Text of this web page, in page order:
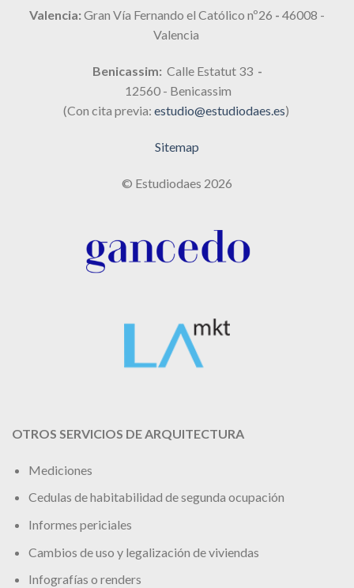
Valencia: Gran Vía Fernando el Católico nº26 - 46008 -
Valencia
Benicassim: Calle Estatut 33 -
12560 - Benicassim
(Con cita previa: estudio@estudiodaes.es)
Sitemap
© Estudiodaes 2026
OTROS SERVICIOS DE ARQUITECTURA
Mediciones
Cedulas de habitabilidad de segunda ocupación
Informes periciales
Cambios de uso y legalización de viviendas
Infografías o renders